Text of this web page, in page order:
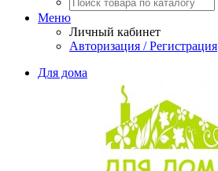
Меню
Личный кабинет
Авторизация / Регистрация
Для дома